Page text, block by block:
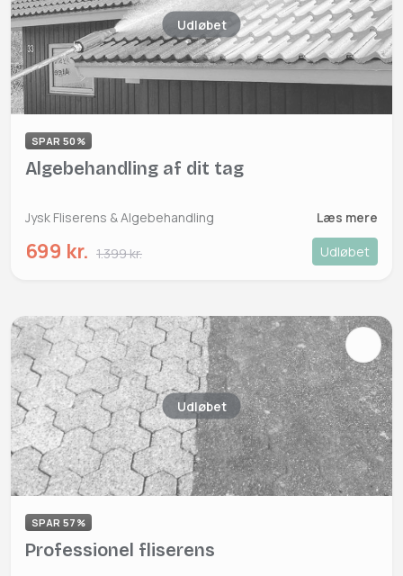
Udløbet
SPAR 50%
Algebehandling af dit tag
Jysk Fliserens & Algebehandling Læs mere
699 kr. 1.399 kr. Udløbet
Udløbet
SPAR 57%
Professionel fliserens